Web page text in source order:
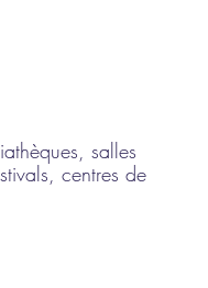
salles
centres de